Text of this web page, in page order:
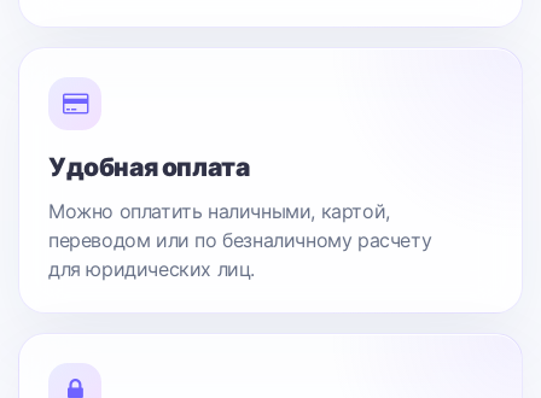
Удобная оплата
Можно оплатить наличными, картой,
переводом или по безналичному расчету
для юридических лиц.